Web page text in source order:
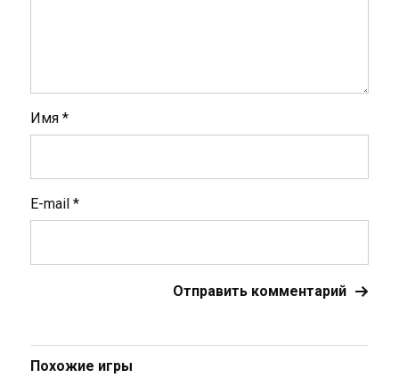
Имя *
E-mail *
Похожие игры